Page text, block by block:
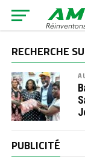
RECHERCHE
PUBLICITÉ